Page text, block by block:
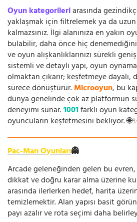
Oyun kategorileriarasında
yaklaşmak için filtrelemek ya da
kalmazsınız. İlgi alanınıza en yakın
bulabilir, daha önce hiç
ve oyun alışkanlıklarınızı sürekli
sistemli ve detaylı yapı, oyun
olmaktan çıkarır; keşfetmeye
sürece dönüştürür.Microoyun, bu
dünya genelinde çok az platformun
deneyimi sunar.1001farklı oyun
oyuncuların keşfetmesini bekliyor.
Pac-Man Oyunları👻
Arcade geleneğinden gelen bu evren,
dikkat ve doğru karar alma üzerine
arasında ilerlerken hedef, harita
temizlemektir. Alan yapısı basit
payı azalır ve rota seçimi daha